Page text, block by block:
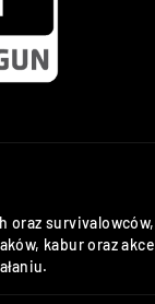
oraz
kabur oraz